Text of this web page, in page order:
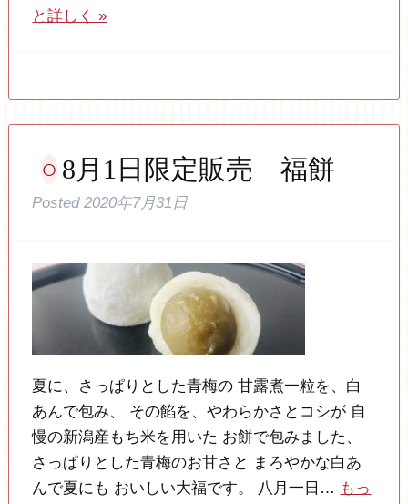
と詳しく »
8月1日限定販売 福餅
Posted2020年7月31日
夏に、さっぱりとした青梅の 甘露煮一粒を、白
あんで包み、 その餡を、やわらかさとコシが 自
慢の新潟産もち米を用いた お餅で包みました、
さっぱりとした青梅のお甘さと まろやかな白あ
んで夏にも おいしい大福です。 八月一日… もっ